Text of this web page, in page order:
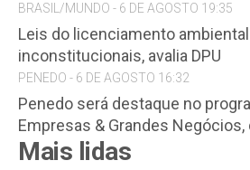
BRASIL/MUNDO - 6 DE AGOSTO 19:35
Leis do licenciamento
inconstitucionais, avalia DPU
PENEDO - 6 DE AGOSTO 16:32
Penedo será destaque no
Empresas & Grandes Negócios,
Mais lidas